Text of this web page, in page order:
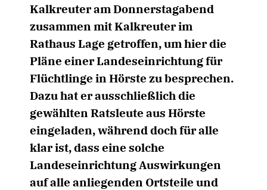
Kalkreuter am Donnerstagabend
zusammen mit Kalkreuter im
Rathaus Lage getroffen, um hier die
Pläne einer Landeseinrichtung für
Flüchtlinge in Hörste zu besprechen.
Dazu hat er ausschließlich die
gewählten Ratsleute aus Hörste
eingeladen, während doch für alle
klar ist, dass eine solche
Landeseinrichtung Auswirkungen
auf alle anliegenden Ortsteile und